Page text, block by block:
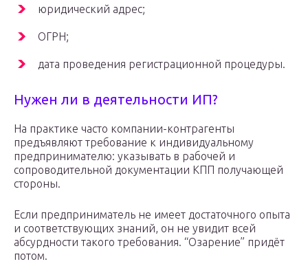
юридический адрес;
ОГРН;
дата проведения регистрационной процедуры.
Нужен ли в деятельности ИП?
На практике часто компании-контрагенты
предъявляют требование к индивидуальному
предпринимателю: указывать в рабочей и
сопроводительной документации КПП получающей
стороны.
Если предприниматель не имеет достаточного опыта
и соответствующих знаний, он не увидит всей
абсурдности такого требования. “Озарение” придёт
потом.